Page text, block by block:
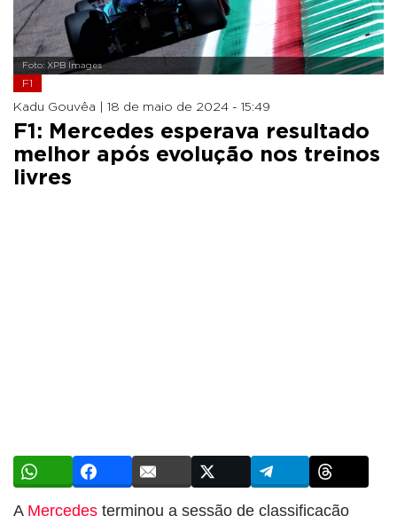
Foto: XPB Images
F1
Kadu Gouvêa | 18 de maio de 2024 - 15:49
F1: Mercedes esperava resultado
melhor após evolução nos treinos
livres
A Mercedes terminou a sessão de classificação